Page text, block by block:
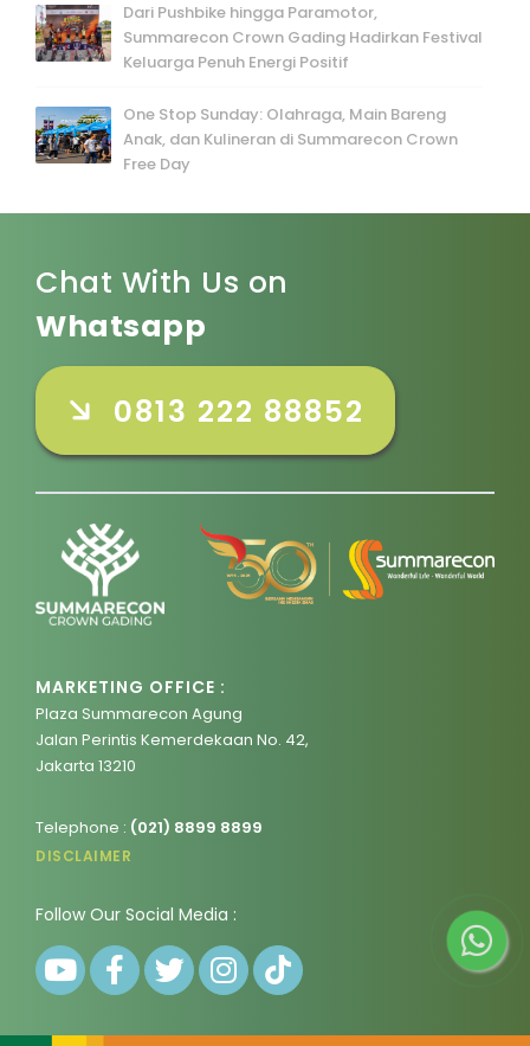
Dari Pushbike hingga Paramotor,
Summarecon Crown Gading Hadirkan Festival
Keluarga Penuh Energi Positif
One Stop Sunday: Olahraga, Main Bareng
Anak, dan Kulineran di Summarecon Crown
Free Day
Chat With Us on
Whatsapp
0813 222 88852
MARKETING OFFICE :
Plaza Summarecon Agung
Jalan Perintis Kemerdekaan No. 42,
Jakarta 13210
Telephone : (021) 8899 8899
DISCLAIMER
Follow Our Social Media :